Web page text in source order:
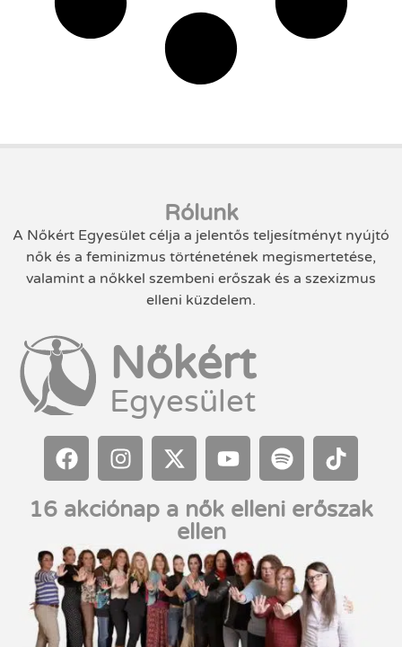
Rólunk
A Nőkért Egyesület célja a jelentős teljesítményt nyújtó
nők és a feminizmus történetének megismertetése,
valamint a nőkkel szembeni erőszak és a szexizmus
elleni küzdelem.
Nőkért
Egyesület
16 akciónap a nők elleni erőszak
ellen